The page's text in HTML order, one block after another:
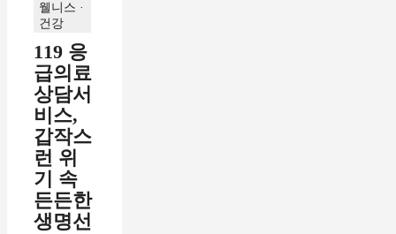
웰니스 ·
건강
119 응
급의료
상담서
비스,
갑작스
런 위
기 속
든든한
생명선